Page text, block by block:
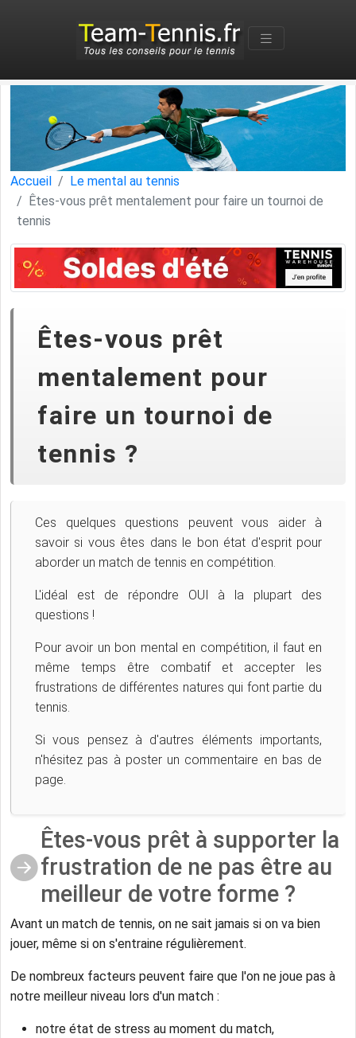
Accueil
Le mental au tennis
Êtes-vous prêt mentalement pour faire un tournoi de
tennis
Êtes-vous prêt
mentalement pour
faire un tournoi de
tennis ?
Ces quelques questions peuvent vous aider à
savoir si vous êtes dans le bon état d'esprit pour
aborder un match de tennis en compétition.
L'idéal est de répondre OUI à la plupart des
questions !
Pour avoir un bon mental en compétition, il faut en
même temps être combatif et accepter les
frustrations de différentes natures qui font partie du
tennis.
Si vous pensez à d'autres éléments importants,
n'hésitez pas à poster un commentaire en bas de
page.
Êtes-vous prêt à supporter la
frustration de ne pas être au
meilleur de votre forme ?
Avant un match de tennis, on ne sait jamais si on va bien
jouer, même si on s'entraine régulièrement.
De nombreux facteurs peuvent faire que l'on ne joue pas à
notre meilleur niveau lors d'un match :
notre état de stress au moment du match,